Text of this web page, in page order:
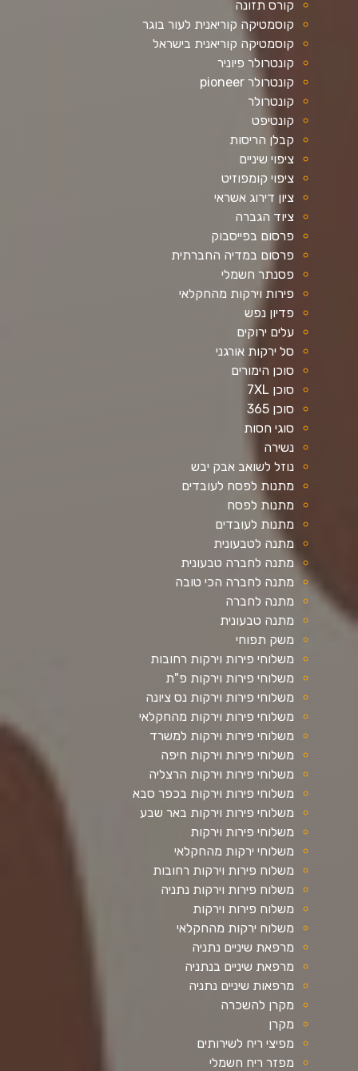
קורס תזונה
קוסמטיקה קוריאנית לעור בוגר
קוסמטיקה קוריאנית בישראל
קונטרולר פיוניר
קונטרולר pioneer
קונטרולר
קונטיפט
קבלן הריסות
ציפוי שיניים
ציפוי קומפוזיט
ציון דירוג אשראי
ציוד הגברה
פרסום בפייסבוק
פרסום במדיה החברתית
פסנתר חשמלי
פירות וירקות מהחקלאי
פדיון נפש
עלים ירוקים
סל ירקות אורגני
סוכן הימורים
סוכן 7XL
סוכן 365
סוגי חסות
נשירה
נוזל לשואב אבק יבש
מתנות לפסח לעובדים
מתנות לפסח
מתנות לעובדים
מתנה לטבעונית
מתנה לחברה טבעונית
מתנה לחברה הכי טובה
מתנה לחברה
מתנה טבעונית
משק תפוחי
משלוחי פירות וירקות רחובות
משלוחי פירות וירקות פ"ת
משלוחי פירות וירקות נס ציונה
משלוחי פירות וירקות מהחקלאי
משלוחי פירות וירקות למשרד
משלוחי פירות וירקות חיפה
משלוחי פירות וירקות הרצליה
משלוחי פירות וירקות בכפר סבא
משלוחי פירות וירקות באר שבע
משלוחי פירות וירקות
משלוחי ירקות מהחקלאי
משלוח פירות וירקות רחובות
משלוח פירות וירקות נתניה
משלוח פירות וירקות
משלוח ירקות מהחקלאי
מרפאת שיניים נתניה
מרפאת שיניים בנתניה
מרפאות שיניים נתניה
מקרן להשכרה
מקרן
מפיצי ריח לשירותים
מפזר ריח חשמלי